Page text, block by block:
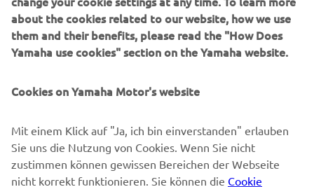
NEWSLETTER
ABONNIEREN
about the cookies related to our website, how we use
them and their benefits, please read the "How Does
Yamaha use cookies" section on the Yamaha website.
Cookies on Yamaha Motor's website
Mit einem Klick auf "Ja, ich bin einverstanden" erlauben
Sie uns die Nutzung von Cookies. Wenn Sie nicht
zustimmen können gewissen Bereichen der Webseite
nicht korrekt funktionieren. Sie können die Cookie